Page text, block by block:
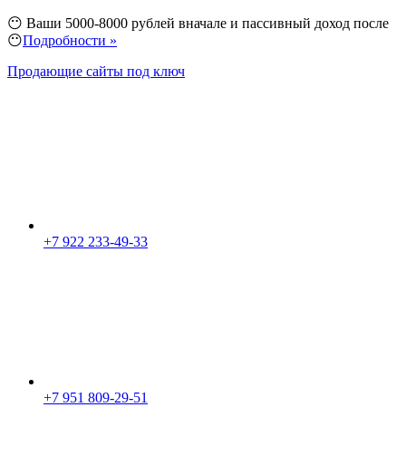
😶 Ваши 5000-8000 рублей вначале и пассивный доход после
😶Подробности »
Продающие сайты под ключ
+7 922 233-49-33
+7 951 809-29-51